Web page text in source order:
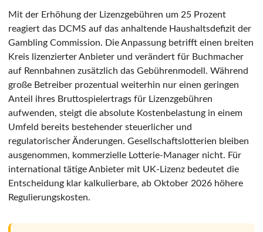
Mit der Erhöhung der Lizenzgebühren um 25 Prozent
reagiert das DCMS auf das anhaltende Haushaltsdefizit der
Gambling Commission. Die Anpassung betrifft einen breiten
Kreis lizenzierter Anbieter und verändert für Buchmacher
auf Rennbahnen zusätzlich das Gebührenmodell. Während
große Betreiber prozentual weiterhin nur einen geringen
Anteil ihres Bruttospielertrags für Lizenzgebühren
aufwenden, steigt die absolute Kostenbelastung in einem
Umfeld bereits bestehender steuerlicher und
regulatorischer Änderungen. Gesellschaftslotterien bleiben
ausgenommen, kommerzielle Lotterie-Manager nicht. Für
international tätige Anbieter mit UK-Lizenz bedeutet die
Entscheidung klar kalkulierbare, ab Oktober 2026 höhere
Regulierungskosten.